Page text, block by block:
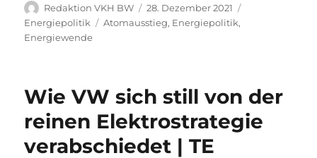
Autor
Redaktion VKH BW
Veröffentlicht
am
28. Dezember 2021
Energiepolitik
Schlagwörter
Atomausstieg, Energiepolitik,
Energiewende
Wie VW sich still von der
reinen Elektrostrategie
verabschiedet | TE